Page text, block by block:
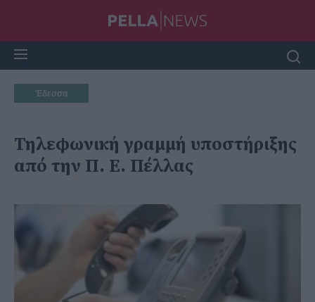
Έδεσσα
Τηλεφωνική γραμμή υποστήριξης
από την Π. Ε. Πέλλας